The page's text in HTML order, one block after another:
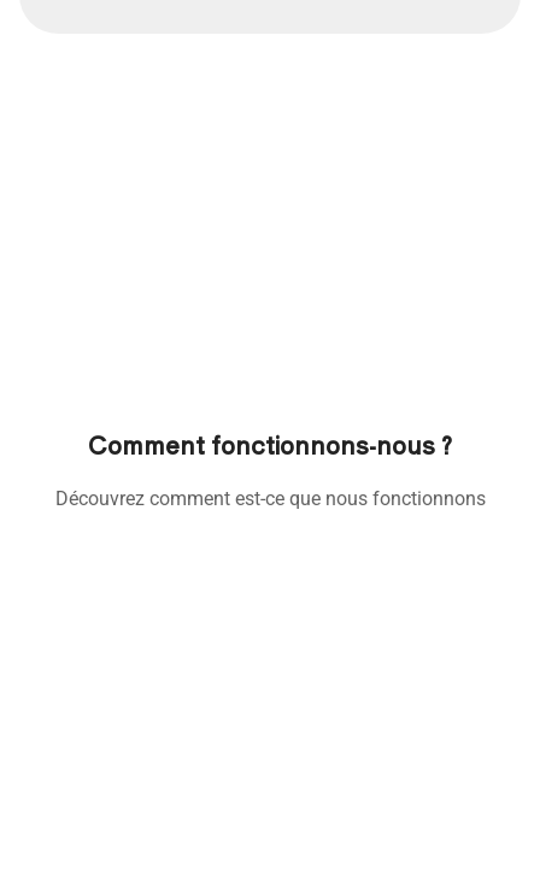
Comment fonctionnons-nous ?
Découvrez comment est-ce que nous fonctionnons